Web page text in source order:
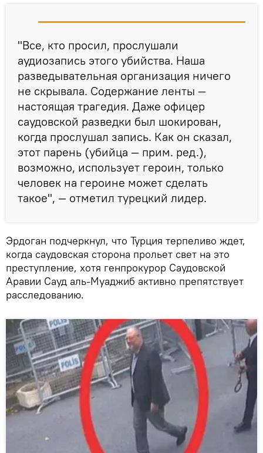
"Все, кто просил, прослушали
аудиозапись этого убийства. Наша
разведывательная организация ничего
не скрывала. Содержание ленты —
настоящая трагедия. Даже офицер
саудовской разведки был шокирован,
когда прослушал запись. Как он сказал,
этот парень (убийца — прим. ред.),
возможно, использует героин, только
человек на героине может сделать
такое", — отметил турецкий лидер.
Эрдоган подчеркнул, что Турция терпеливо ждет,
когда саудовская сторона прольет свет на это
преступление, хотя генпрокурор Саудовской
Аравии Сауд аль-Муаджиб активно препятствует
расследованию.